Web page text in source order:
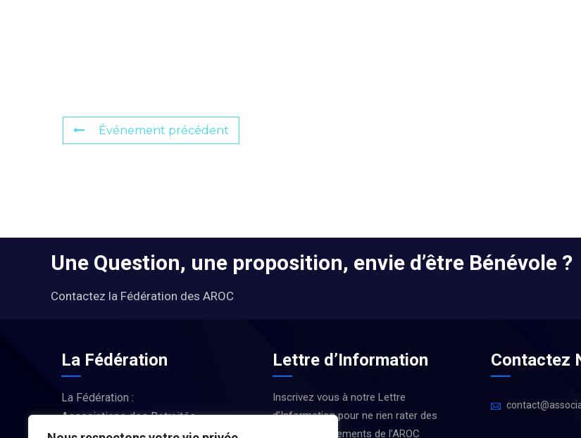
Événement précédent
Une Question, une proposition, envie d’être Bénévole ?
Contactez la Fédération des AROC
La Fédération
La Fédération :
Associations des Retraités
Lettre d’Information
Inscrivez vous à notre Lettre
d’Information pour ne rien rater des
Actus et Évènements de l’AROC
Contactez